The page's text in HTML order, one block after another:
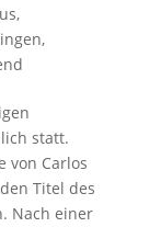
,
,
statt.
von Carlos
Titel des
Nach einer